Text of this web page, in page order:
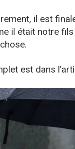
il est
il était notre
est dans